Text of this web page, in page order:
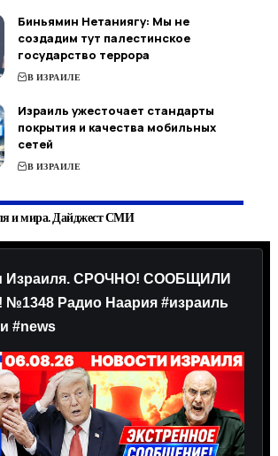
Биньямин Нетаниягу: Мы не
создадим тут палестинское
государство террора
В ИЗРАИЛЕ
Израиль ужесточает стандарты
покрытия и качества мобильных
сетей
В ИЗРАИЛЕ
и мира. Дайджест СМИ